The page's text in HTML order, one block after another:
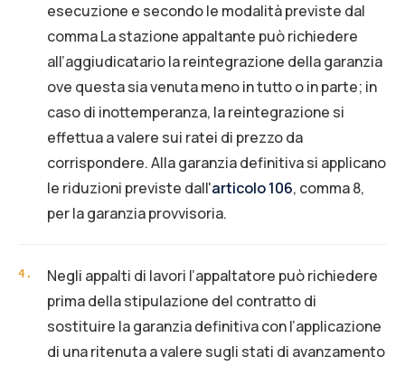
esecuzione e secondo le modalità previste dal
comma La stazione appaltante può richiedere
all’aggiudicatario la reintegrazione della garanzia
ove questa sia venuta meno in tutto o in parte; in
caso di inottemperanza, la reintegrazione si
effettua a valere sui ratei di prezzo da
corrispondere. Alla garanzia definitiva si applicano
le riduzioni previste dall'articolo 106, comma 8,
per la garanzia provvisoria.
4.
Negli appalti di lavori l’appaltatore può richiedere
prima della stipulazione del contratto di
sostituire la garanzia definitiva con l’applicazione
di una ritenuta a valere sugli stati di avanzamento